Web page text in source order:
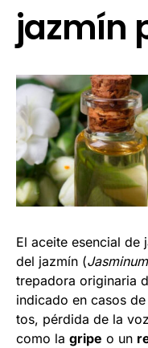
jazmín
El aceite esencial de
del jazmín (
trepadora originaria
indicado en casos de
tos, pérdida de la
como la gripe o un